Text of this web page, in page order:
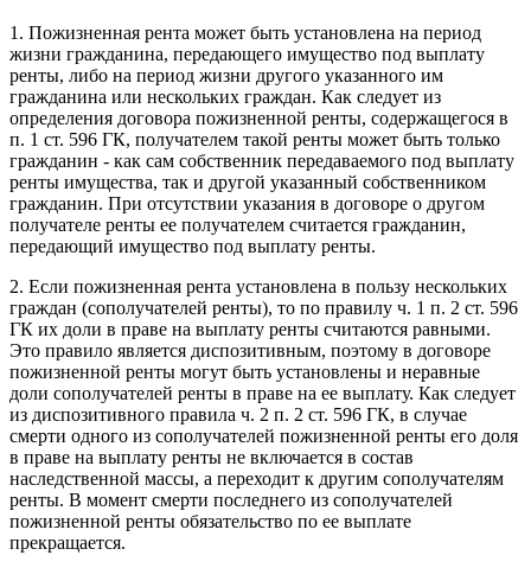
1. Пожизненная рента может быть установлена на период
жизни гражданина, передающего имущество под выплату
ренты, либо на период жизни другого указанного им
гражданина или нескольких граждан. Как следует из
определения договора пожизненной ренты, содержащегося в
п. 1 ст. 596 ГК, получателем такой ренты может быть только
гражданин - как сам собственник передаваемого под выплату
ренты имущества, так и другой указанный собственником
гражданин. При отсутствии указания в договоре о другом
получателе ренты ее получателем считается гражданин,
передающий имущество под выплату ренты.
2. Если пожизненная рента установлена в пользу нескольких
граждан (сополучателей ренты), то по правилу ч. 1 п. 2 ст. 596
ГК их доли в праве на выплату ренты считаются равными.
Это правило является диспозитивным, поэтому в договоре
пожизненной ренты могут быть установлены и неравные
доли сополучателей ренты в праве на ее выплату. Как следует
из диспозитивного правила ч. 2 п. 2 ст. 596 ГК, в случае
смерти одного из сополучателей пожизненной ренты его доля
в праве на выплату ренты не включается в состав
наследственной массы, а переходит к другим сополучателям
ренты. В момент смерти последнего из сополучателей
пожизненной ренты обязательство по ее выплате
прекращается.